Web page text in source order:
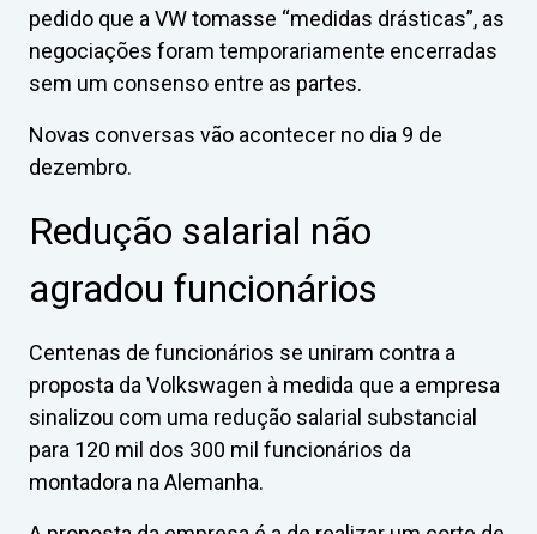
pedido que a VW tomasse “medidas drásticas”, as
negociações foram temporariamente encerradas
sem um consenso entre as partes.
Novas conversas vão acontecer no dia 9 de
dezembro.
Redução salarial não
agradou funcionários
Centenas de funcionários se uniram contra a
proposta da Volkswagen à medida que a empresa
sinalizou com uma redução salarial substancial
para 120 mil dos 300 mil funcionários da
montadora na Alemanha.